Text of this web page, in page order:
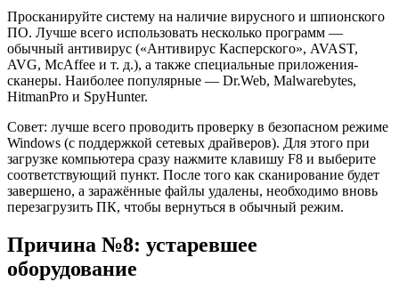
Просканируйте систему на наличие вирусного и шпионского
ПО. Лучше всего использовать несколько программ —
обычный антивирус («Антивирус Касперского», AVAST,
AVG, McAffee и т. д.), а также специальные приложения-
сканеры. Наиболее популярные — Dr.Web, Malwarebytes,
HitmanPro и SpyHunter.
Совет: лучше всего проводить проверку в безопасном режиме
Windows (с поддержкой сетевых драйверов). Для этого при
загрузке компьютера сразу нажмите клавишу F8 и выберите
соответствующий пункт. После того как сканирование будет
завершено, а заражённые файлы удалены, необходимо вновь
перезагрузить ПК, чтобы вернуться в обычный режим.
Причина №8: устаревшее
оборудование